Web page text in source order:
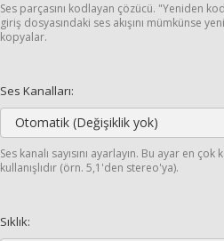
Ses parçasını kodlayan çözücü. "Yeniden
giriş dosyasındaki ses akışını mümkünse
kopyalar.
Ses Kanalları:
Otomatik (Değişiklik yok)
Ses kanalı sayısını ayarlayın. Bu ayar en
kullanışlıdır (örn. 5,1'den stereo'ya).
Sıklık: